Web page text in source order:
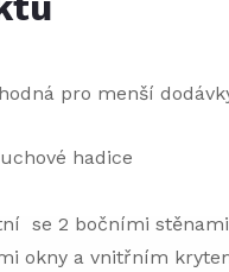
pro menší
hadice
se 2 bočními
okny a vnitřním